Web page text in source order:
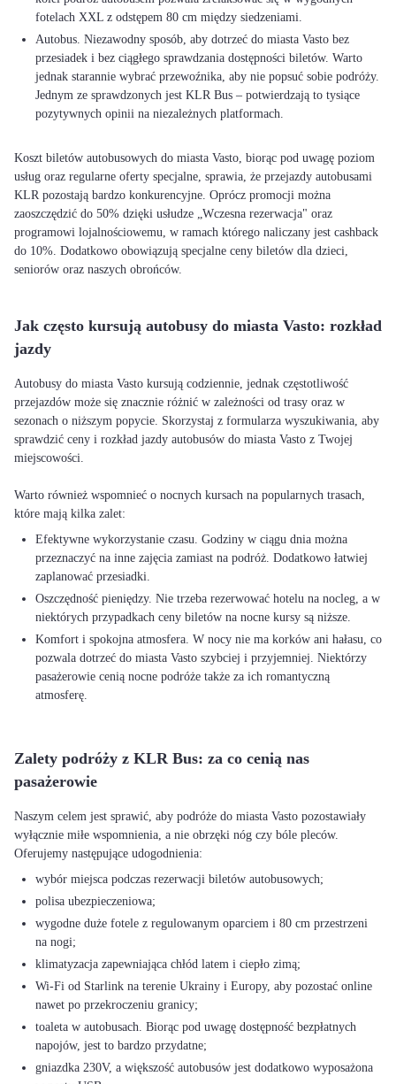
fotelach XXL z odstępem 80 cm między siedzeniami.
Autobus. Niezawodny sposób, aby dotrzeć do miasta Vasto bez
przesiadek i bez ciągłego sprawdzania dostępności biletów. Warto
jednak starannie wybrać przewoźnika, aby nie popsuć sobie podróży.
Jednym ze sprawdzonych jest KLR Bus – potwierdzają to tysiące
pozytywnych opinii na niezależnych platformach.
Koszt biletów autobusowych do miasta Vasto, biorąc pod uwagę poziom
usług oraz regularne oferty specjalne, sprawia, że przejazdy autobusami
KLR pozostają bardzo konkurencyjne. Oprócz promocji można
zaoszczędzić do 50% dzięki usłudze „Wczesna rezerwacja" oraz
programowi lojalnościowemu, w ramach którego naliczany jest cashback
do 10%. Dodatkowo obowiązują specjalne ceny biletów dla dzieci,
seniorów oraz naszych obrońców.
Jak często kursują autobusy do miasta Vasto: rozkład
jazdy
Autobusy do miasta Vasto kursują codziennie, jednak częstotliwość
przejazdów może się znacznie różnić w zależności od trasy oraz w
sezonach o niższym popycie. Skorzystaj z formularza wyszukiwania, aby
sprawdzić ceny i rozkład jazdy autobusów do miasta Vasto z Twojej
miejscowości.
Warto również wspomnieć o nocnych kursach na popularnych trasach,
Efektywne wykorzystanie czasu. Godziny w ciągu dnia można
przeznaczyć na inne zajęcia zamiast na podróż. Dodatkowo łatwiej
zaplanować przesiadki.
Oszczędność pieniędzy. Nie trzeba rezerwować hotelu na nocleg, a w
niektórych przypadkach ceny biletów na nocne kursy są niższe.
Komfort i spokojna atmosfera. W nocy nie ma korków ani hałasu, co
pozwala dotrzeć do miasta Vasto szybciej i przyjemniej. Niektórzy
pasażerowie cenią nocne podróże także za ich romantyczną
atmosferę.
Zalety podróży z KLR Bus: za co cenią nas
pasażerowie
Naszym celem jest sprawić, aby podróże do miasta Vasto pozostawiały
wyłącznie miłe wspomnienia, a nie obrzęki nóg czy bóle pleców.
wybór miejsca podczas rezerwacji biletów autobusowych;
polisa ubezpieczeniowa;
wygodne duże fotele z regulowanym oparciem i 80 cm przestrzeni
na nogi;
klimatyzacja zapewniająca chłód latem i ciepło zimą;
Wi-Fi od Starlink na terenie Ukrainy i Europy, aby pozostać online
nawet po przekroczeniu granicy;
toaleta w autobusach. Biorąc pod uwagę dostępność bezpłatnych
napojów, jest to bardzo przydatne;
gniazdka 230V, a większość autobusów jest dodatkowo wyposażona